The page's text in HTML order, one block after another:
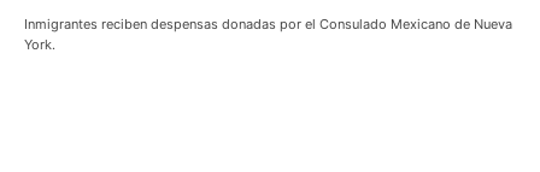
Inmigrantes reciben despensas donadas por el Consulado Mexicano de Nueva
York.